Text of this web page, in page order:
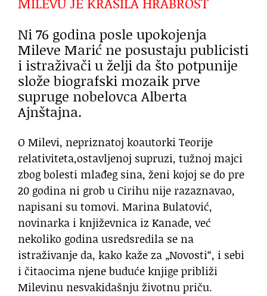
Ni 76 godina posle upokojenja
Mileve Marić ne posustaju publicisti
i istraživači u želji da što potpunije
slože biografski mozaik prve
supruge nobelovca Alberta
Ajnštajna.
O Milevi, nepriznatoj koautorki Teorije
relativiteta,ostavljenoj supruzi, tužnoj majci
zbog bolesti mlađeg sina, ženi kojoj se do pre
20 godina ni grob u Cirihu nije razaznavao,
napisani su tomovi. Marina Bulatović,
novinarka i književnica iz Kanade, već
nekoliko godina usredsredila se na
istraživanje da, kako kaže za „Novosti“, i sebi
i čitaocima njene buduće knjige približi
Milevinu nesvakidašnju životnu priču.